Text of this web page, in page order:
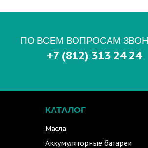
ПО ВСЕМ ВОПРОСАМ
+7 (812) 313 24 24
КАТАЛОГ
Масла
Аккумуляторные батареи